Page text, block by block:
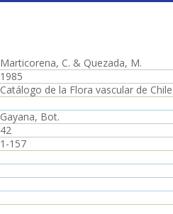
Marticorena, C. & Quezada, M.
1985
Catálogo de la Flora vascular de Chile
Gayana, Bot.
42
1-157